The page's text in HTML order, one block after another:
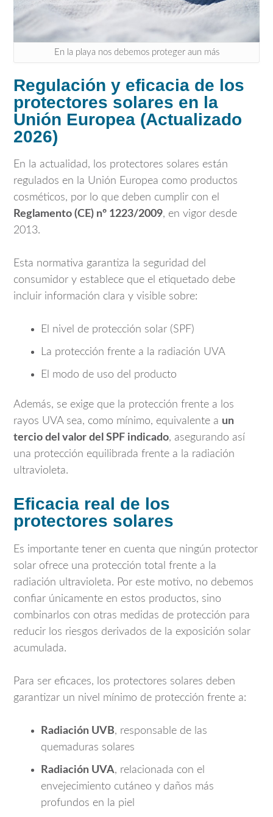
En la playa nos debemos proteger aun más
Regulación y eficacia de los
protectores solares en la
Unión Europea (Actualizado
2026)
En la actualidad, los protectores solares están
regulados en la Unión Europea como productos
cosméticos, por lo que deben cumplir con el
Reglamento (CE) nº 1223/2009, en vigor desde
2013.
Esta normativa garantiza la seguridad del
consumidor y establece que el etiquetado debe
incluir información clara y visible sobre:
El nivel de protección solar (SPF)
La protección frente a la radiación UVA
El modo de uso del producto
Además, se exige que la protección frente a los
rayos UVA sea, como mínimo, equivalente a un
tercio del valor del SPF indicado, asegurando así
una protección equilibrada frente a la radiación
ultravioleta.
Eficacia real de los
protectores solares
Es importante tener en cuenta que ningún protector
solar ofrece una protección total frente a la
radiación ultravioleta. Por este motivo, no debemos
confiar únicamente en estos productos, sino
combinarlos con otras medidas de protección para
reducir los riesgos derivados de la exposición solar
acumulada.
Para ser eficaces, los protectores solares deben
garantizar un nivel mínimo de protección frente a:
Radiación UVB, responsable de las
quemaduras solares
Radiación UVA, relacionada con el
envejecimiento cutáneo y daños más
profundos en la piel